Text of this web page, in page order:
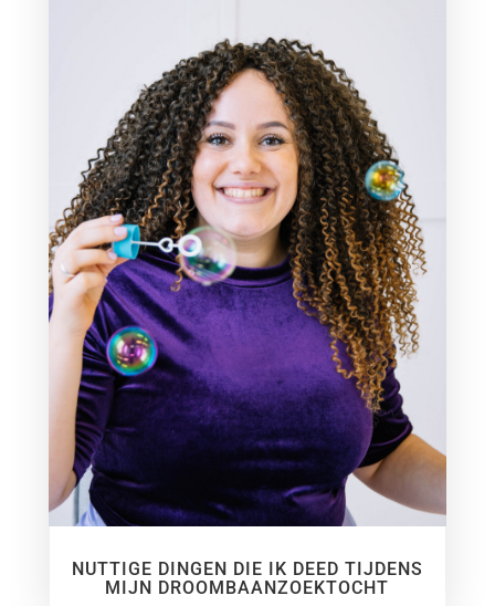
NUTTIGE DINGEN DIE IK DEED TIJDENS
MIJN DROOMBAANZOEKTOCHT